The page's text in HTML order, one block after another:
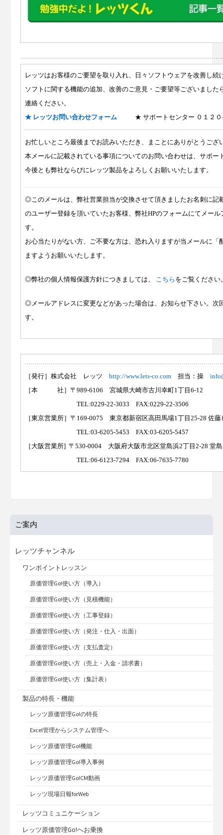
レッツはお客様のご要望を取り入れ、日々ソフトウェアを改善し続
ソフトに関する機能の追加、改善のご意見・ご要望等ございまし
連絡ください。
★ レッツお問い合わせフォーム
★ サポートセンター ０１２０-
お忙しいところ最後までお読みいただき、
まことにありがとうござ
本メールに記載されている事項についてのお問い合わせは、サポー
今後とも弊社ならびにレッツ製品をよろしくお願いいたします。
◎このメールは、弊社営業担当が交換させて頂きましたお名刺に記
のユーザー登録を頂いていたお客様、弊社HPのフォームにてメー
す。
お心当たりがない方、ご不要な方は、恐れ入りますが当メールに
ますようお願いいたします。
◎弊社の個人情報保護方針につきましては、 こちら をご覧ください
◎メールアドレスに変更などがあった場合は、お知らせ下さい。次
す。
［発行］株式会社 レッツ http://www.lets-co.com 担当：操
［本 社］〒989-6106 宮城県大崎市古川幸町1丁目6-12
TEL:0229-22-3033 FAX:0229-22-3506
［東京営業所］〒169-0075 東京都新宿区高田馬場1丁目25-28 佐藤
TEL:03-6205-5453 FAX:03-6205-5457
［大阪営業所] 〒530-0004 大阪府大阪市北区堂島浜2丁目2-28 堂
TEL:06-6123-7294 FAX:06-7635-7780
ご案内
レッツチャンネル
ワンポイントレッスン
原価管理Go!使い方（導入）
原価管理Go!使い方（見積機能）
原価管理Go!使い方（工事登録）
原価管理Go!使い方（発注・仕入・出面）
原価管理Go!使い方（支払査定）
原価管理Go!使い方（売上・入金・請求書）
原価管理Go!使い方（集計表）
製品の特長・機能
レッツ原価管理Go!の特長
Excel管理からシステム管理へ
レッツ原価管理Go!機能
レッツ原価管理Go!導入事例
レッツ原価管理Go!CM動画
レッツ現場日報forWeb
レッツコミュニケーション
レッツ原価管理Go!へお乗換